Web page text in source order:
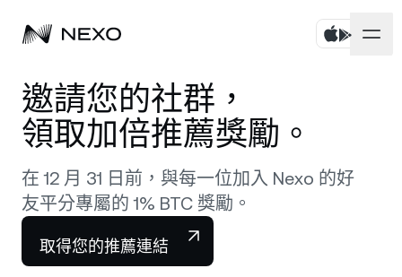
個人
購買資產
彈性儲蓄
定期儲蓄
Dual Investment
商務
企業帳戶
市場
過去 24 小時市場上漲 0.33%
企業
邀請您的社群，
領取加倍推薦獎勵。
在 12 月 31 日前，與每一位加入 Nexo 的好
友平分專屬的 1% BTC 獎勵。
取得您的推薦連結